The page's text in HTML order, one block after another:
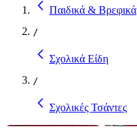
Παιδικά & Βρεφικά
/
Σχολικά Είδη
/
Σχολικές Τσάντες